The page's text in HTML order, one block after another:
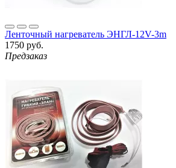
Ленточный нагреватель ЭНГЛ-12V-3m
1750 руб.
Предзаказ